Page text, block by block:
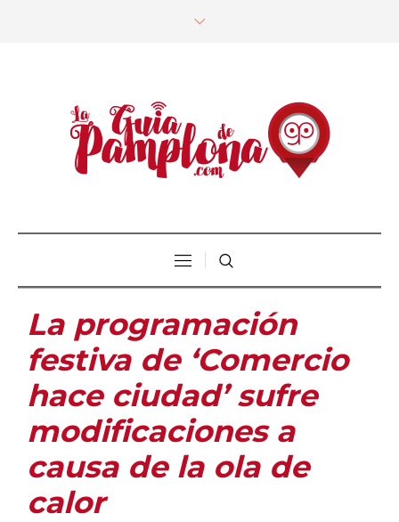
La programación
festiva de ‘Comercio
hace ciudad’ sufre
modificaciones a
causa de la ola de
calor